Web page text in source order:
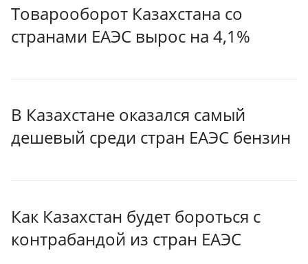
Товарооборот Казахстана со
странами ЕАЭС вырос на 4,1%
В Казахстане оказался самый
дешевый среди стран ЕАЭС бензин
Как Казахстан будет бороться с
контрабандой из стран ЕАЭС